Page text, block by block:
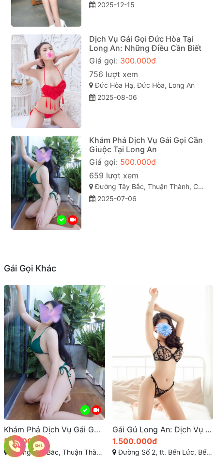
2025-12-15
Dịch Vụ Gái Gọi Đức Hòa Tại
Long An: Những Điều Cần Biết
Giá gọi: 300.000đ
756 lượt xem
Đức Hòa Hạ, Đức Hòa, Long An
2025-08-06
Khám Phá Dịch Vụ Gái Gọi Cần
Giuộc Tại Long An
Giá gọi: 500.000đ
659 lượt xem
Đường Tây Bắc, Thuận Thành, Cần Giuộc, Long An
2025-07-06
Gái Gọi Khác
Khám Phá Dịch Vụ Gái Gọi Cần Giuộc Tại Long An
500.000đ
Đường Tây Bắc, Thuận Thành, Cần Giuộc, Long An
Gái Gú Long An: Dịch Vụ và Địa Điểm Giải Trí 18+
1.500.000đ
Đường Số 2, tt. Bến Lức, Bến Lức, Long An